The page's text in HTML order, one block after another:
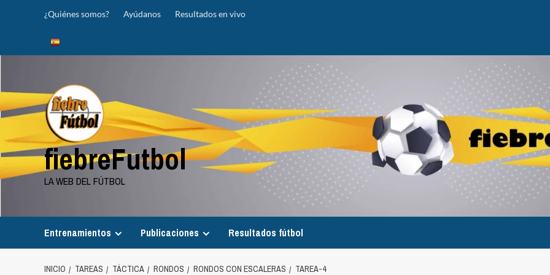
¿Quiénes somos? Ayúdanos Resultados en vivo
fiebreFutbol
LA WEB DEL FÚTBOL
Entrenamientos Publicaciones Resultados fútbol
INICIO TAREAS TÁCTICA RONDOS RONDOS CON ESCALERAS TAREA-4